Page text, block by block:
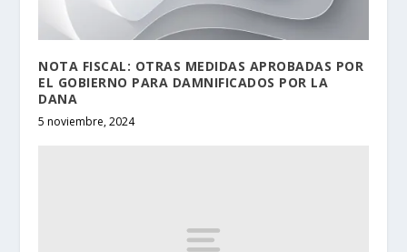
NOTA FISCAL: OTRAS MEDIDAS APROBADAS POR
EL GOBIERNO PARA DAMNIFICADOS POR LA
DANA
5 noviembre, 2024